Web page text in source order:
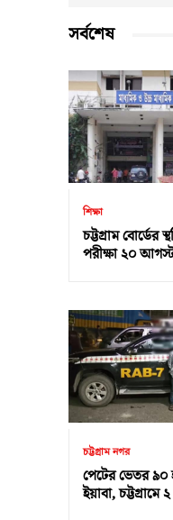
সর্বশেষ
শিক্ষা
চট্টগ্রাম বোর্ডের
পরীক্ষা ২০
চট্টগ্রাম নগর
পেটের ভেতর ৯০
ইয়াবা,